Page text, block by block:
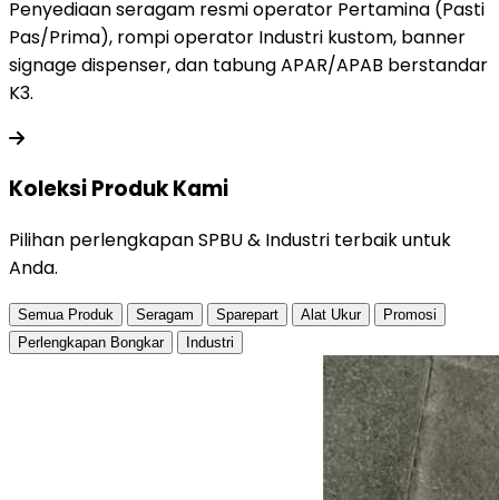
Penyediaan seragam resmi operator Pertamina (Pasti
Pas/Prima), rompi operator Industri kustom, banner
signage dispenser, dan tabung APAR/APAB berstandar
K3.
Koleksi ProdukKami
Pilihan perlengkapan SPBU & Industri terbaik untuk
Anda.
Semua Produk Seragam Sparepart Alat Ukur
Promosi
Perlengkapan Bongkar
Industri